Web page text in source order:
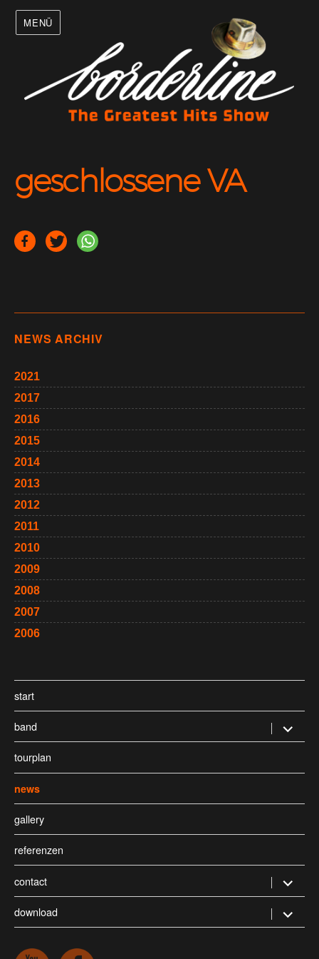
MENÜ
geschlossene VA
NEWS ARCHIV
2021
2017
2016
2015
2014
2013
2012
2011
2010
2009
2008
2007
2006
start
band
öffnen
tourplan
news
gallery
referenzen
contact
öffnen
download
öffnen